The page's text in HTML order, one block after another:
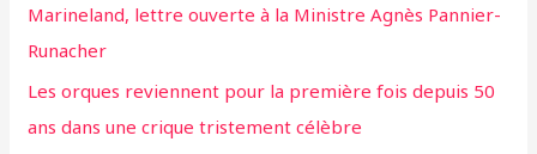
Marineland, lettre ouverte à la Ministre Agnès Pannier-
Runacher
Les orques reviennent pour la première fois depuis 50
ans dans une crique tristement célèbre